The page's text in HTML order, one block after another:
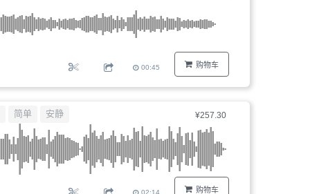
购物车
00:45
¥257.30
购物车
简单 安静
02:14